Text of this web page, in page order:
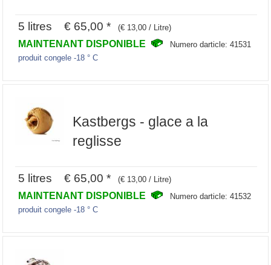
5 litres € 65,00 * (€ 13,00 / Litre)
MAINTENANT DISPONIBLE
Numero darticle: 41531
produit congele -18 ° C
Kastbergs - glace a la
reglisse
5 litres € 65,00 * (€ 13,00 / Litre)
MAINTENANT DISPONIBLE
Numero darticle: 41532
produit congele -18 ° C